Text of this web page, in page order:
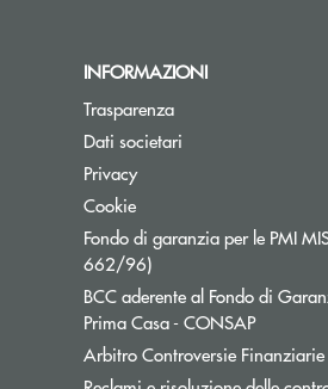
INFORMAZIONI
TrasparenzaApre una nuova
Dati societari
PrivacyApre una nuova finestra
CookieApre una nuova finestra
Fondo di garanzia per le PMI
662/96)Apre una nuova finestra
BCC aderente al Fondo di
Prima Casa - CONSAPApre una
Arbitro Controversie Finanziarie